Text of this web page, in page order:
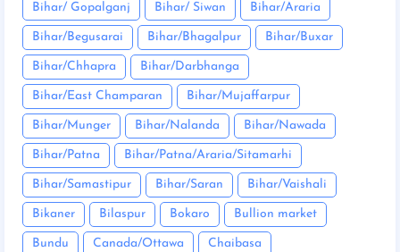
Bihar/ Gopalganj Bihar/ Siwan Bihar/Araria
Bihar/Begusarai Bihar/Bhagalpur Bihar/Buxar
Bihar/Chhapra Bihar/Darbhanga
Bihar/East Champaran Bihar/Mujaffarpur
Bihar/Munger Bihar/Nalanda Bihar/Nawada
Bihar/Patna Bihar/Patna/Araria/Sitamarhi
Bihar/Samastipur Bihar/Saran Bihar/Vaishali
Bikaner Bilaspur Bokaro Bullion market
Bundu Canada/Ottawa Chaibasa